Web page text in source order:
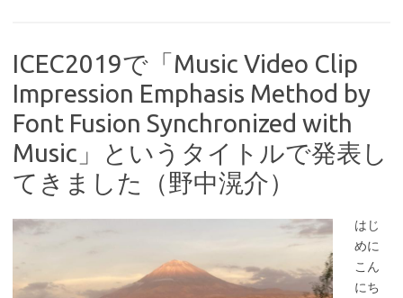
ICEC2019で「Music Video Clip
Impression Emphasis Method by
Font Fusion Synchronized with
Music」というタイトルで発表し
てきました（野中滉介）
はじ
めに
こん
にち